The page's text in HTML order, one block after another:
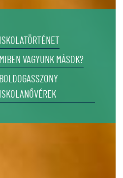
ISKOLATÖRTÉNET
MIBEN VAGYUNK MÁSOK?
BOLDOGASSZONY
ISKOLANŐVÉREK